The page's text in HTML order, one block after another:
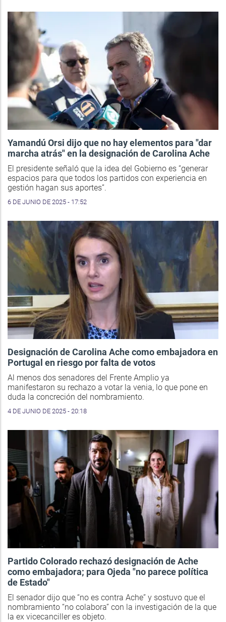
Yamandú Orsi dijo que no hay elementos para "dar
marcha atrás" en la designación de Carolina Ache
El presidente señaló que la idea del Gobierno es “generar
espacios para que todos los partidos con experiencia en
gestión hagan sus aportes”.
6 DE JUNIO DE 2025 - 17:52
Designación de Carolina Ache como embajadora en
Portugal en riesgo por falta de votos
Al menos dos senadores del Frente Amplio ya
manifestaron su rechazo a votar la venia, lo que pone en
duda la concreción del nombramiento.
4 DE JUNIO DE 2025 - 20:18
Partido Colorado rechazó designación de Ache
como embajadora; para Ojeda "no parece política
de Estado"
El senador dijo que “no es contra Ache” y sostuvo que el
nombramiento “no colabora” con la investigación de la que
la ex vicecanciller es objeto.